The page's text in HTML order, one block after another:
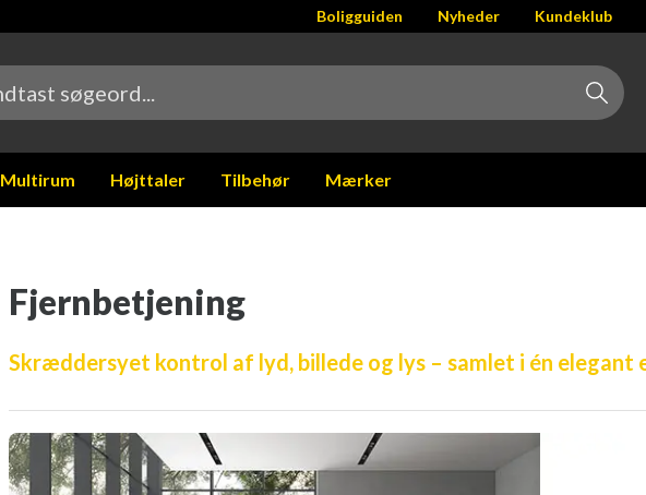
Boligguiden Nyheder Kundeklub
Multirum Højttaler Tilbehør Mærker
Fjernbetjening
Skræddersyet kontrol af lyd, billede og lys – samlet i én elegant